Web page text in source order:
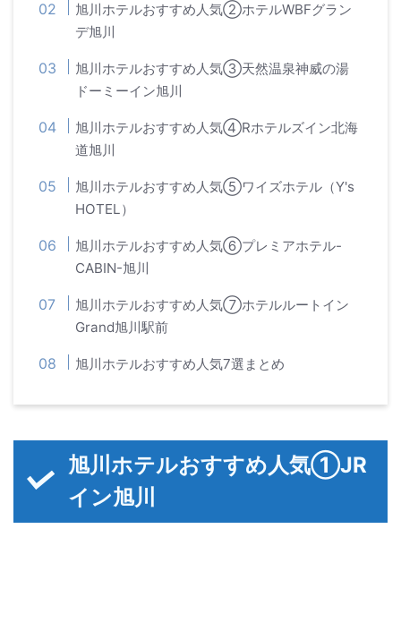
旭川ホテルおすすめ人気②ホテルWBFグラン
デ旭川
旭川ホテルおすすめ人気③天然温泉神威の湯
ドーミーイン旭川
旭川ホテルおすすめ人気④Rホテルズイン北海
道旭川
旭川ホテルおすすめ人気⑤ワイズホテル（Y's
HOTEL）
旭川ホテルおすすめ人気⑥プレミアホテル-
CABIN-旭川
旭川ホテルおすすめ人気⑦ホテルルートイン
Grand旭川駅前
旭川ホテルおすすめ人気7選まとめ
旭川ホテルおすすめ人気①JR
イン旭川